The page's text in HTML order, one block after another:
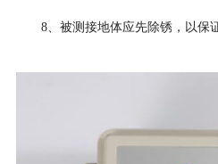
8、被测接地体应先除锈，以保证